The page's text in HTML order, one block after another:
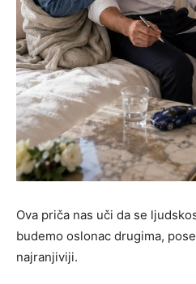
Ova priča nas uči da se
budemo oslonac drugima,
najranjiviji.